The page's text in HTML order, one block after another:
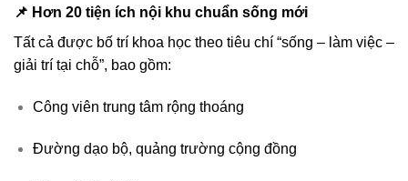
📌 Hơn 20 tiện ích nội khu chuẩn sống mới
Tất cả được bố trí khoa học theo tiêu chí “sống – làm việc –
giải trí tại chỗ”, bao gồm:
Công viên trung tâm rộng thoáng
Đường dạo bộ, quảng trường cộng đồng